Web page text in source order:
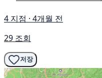
4 지점 · 4개월 전
29 조회
저장